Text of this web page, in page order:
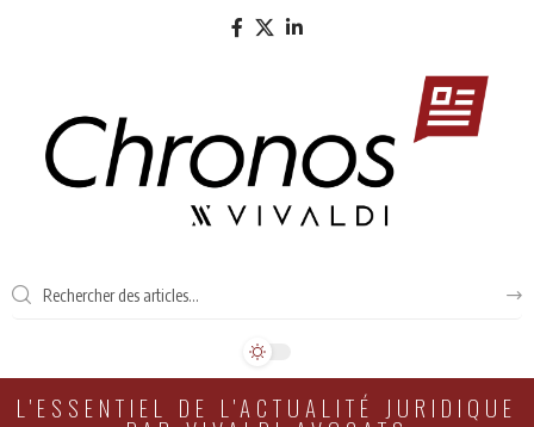
L'ESSENTIEL DE L'ACTUALITÉ JURIDIQUE